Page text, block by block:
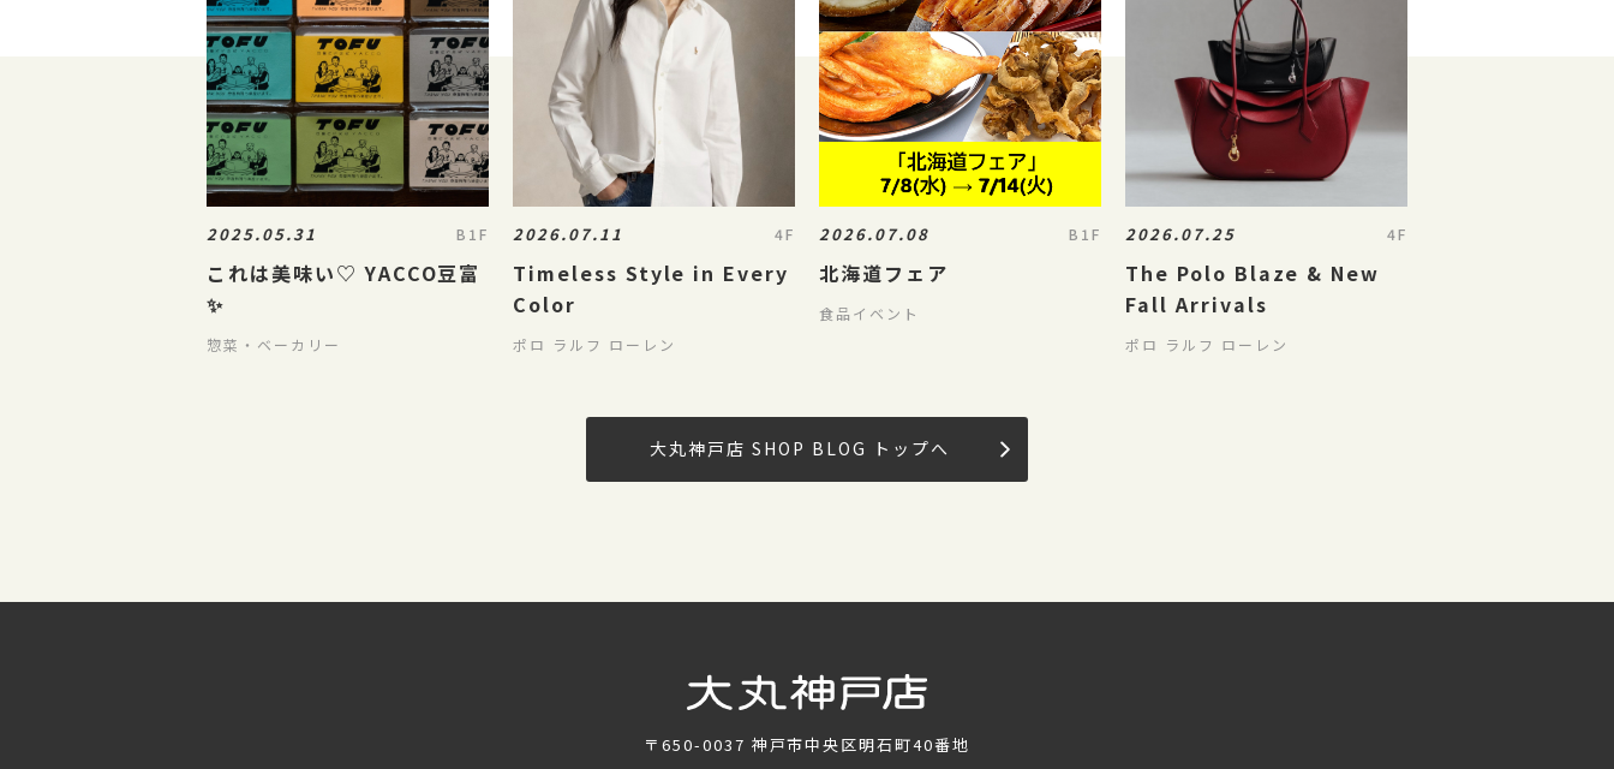
2025.05.31 B1F
これは美味い♡ YACCO豆富
✨
惣菜・ベーカリー
2026.07.11 4F
Timeless Style in Every
Color
ポロ ラルフ ローレン
2026.07.08 B1F
北海道フェア
食品イベント
2026.07.25 4F
The Polo Blaze & New
Fall Arrivals
ポロ ラルフ ローレン
大丸神戸店 SHOP BLOG トップへ
〒650-0037 神戸市中央区明石町40番地